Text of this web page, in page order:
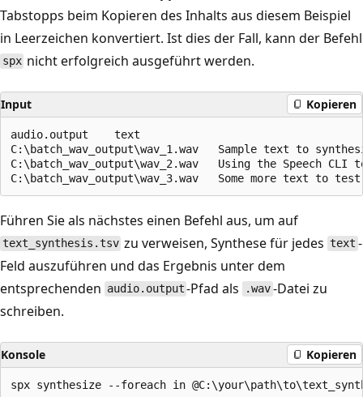
Tabstopps beim Kopieren des Inhalts aus diesem Beispiel
in Leerzeichen konvertiert. Ist dies der Fall, kann der Befehl
spx nicht erfolgreich ausgeführt werden.
Input Kopieren
audio.output	text
C:\batch_wav_output\wav_1.wav	Sample text to synthesize.
C:\batch_wav_output\wav_2.wav	Using the Speech CLI to run batch-synthesis.
Führen Sie als nächstes einen Befehl aus, um auf
text_synthesis.tsv zu verweisen, Synthese für jedestext -
Feld auszuführen und das Ergebnis unter dem
entsprechenden audio.output -Pfad als .wav-Datei zu
schreiben.
Konsole Kopieren